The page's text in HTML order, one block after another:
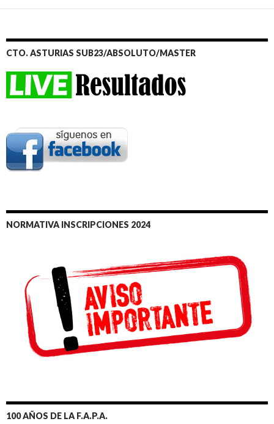
CTO. ASTURIAS SUB23/ABSOLUTO/MASTER
NORMATIVA INSCRIPCIONES 2024
100 AÑOS DE LA F.A.P.A.